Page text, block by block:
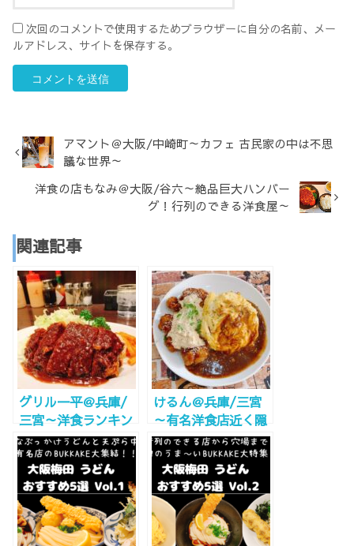
次回のコメントで使用するためブラウザーに自分の名前、メー
ルアドレス、サイトを保存する。
アマント＠大阪/中崎町～カフェ 古民家の中は不思
議な世界～
洋食の店もなみ＠大阪/谷六～絶品巨大ハンバー
グ！行列のできる洋食屋～
関連記事
グリル一平＠兵庫/
三宮～洋食ランキン
グ上位！ランチでも
ディナーでも～
けるん＠兵庫/三宮
～有名洋食店近く隠
れた名店～